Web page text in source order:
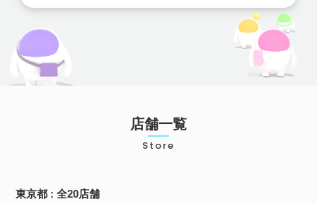
店舗一覧
Store
東京都 : 全20店舗